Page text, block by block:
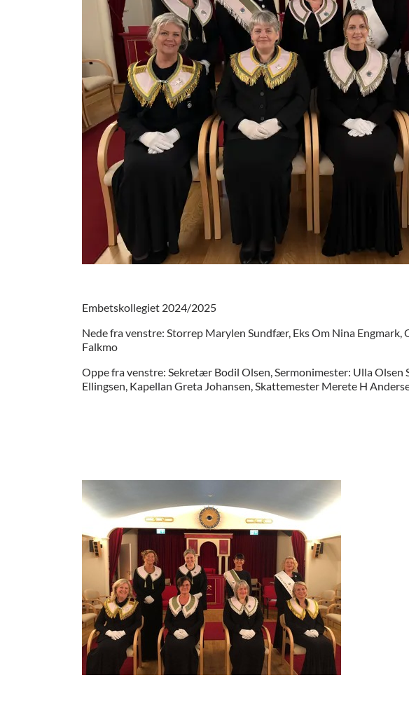
Embetskollegiet 2024/2025
Nede fra venstre: Storrep Marylen Sundfær, Eks Om Nina
Falkmo
Oppe fra venstre: Sekretær Bodil Olsen, Sermonimester: Ulla Olsen
Ellingsen, Kapellan Greta Johansen, Skattemester Merete H